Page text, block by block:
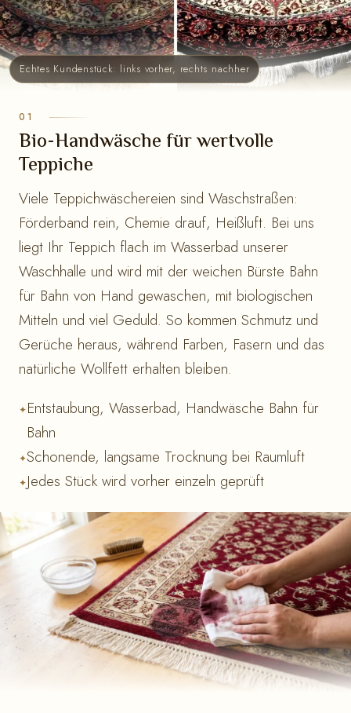
Echtes Kundenstück: links vorher, rechts nachher
Bio-Handwäsche für wertvolle
Teppiche
Viele Teppichwäschereien sind Waschstraßen:
Förderband rein, Chemie drauf, Heißluft. Bei uns
liegt Ihr Teppich flach im Wasserbad unserer
Waschhalle und wird mit der weichen Bürste Bahn
für Bahn von Hand gewaschen, mit biologischen
Mitteln und viel Geduld. So kommen Schmutz und
Gerüche heraus, während Farben, Fasern und das
natürliche Wollfett erhalten bleiben.
Entstaubung, Wasserbad, Handwäsche Bahn für
Bahn
Schonende, langsame Trocknung bei Raumluft
Jedes Stück wird vorher einzeln geprüft